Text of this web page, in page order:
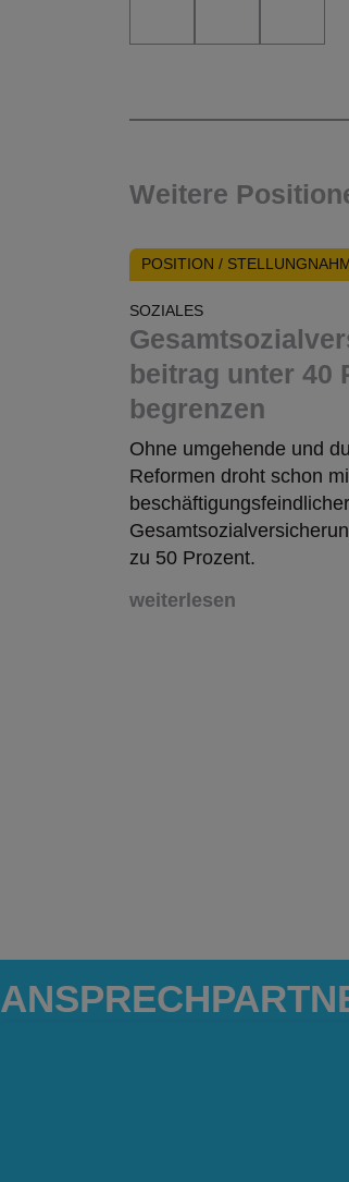
Weitere
POSITION /
SOZIALES
beitrag unter 40
begrenzen
Ohne umgehende und
Reformen droht schon
beschäftigungsfeindlicher
zu 50 Prozent.
weiterlesen